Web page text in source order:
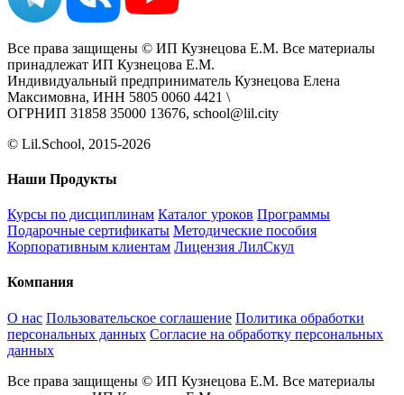
Все права защищены © ИП Кузнецова Е.М. Все материалы
принадлежат ИП Кузнецова Е.М.
Индивидуальный предприниматель Кузнецова Елена
Максимовна, ИНН 5805 0060 4421 \
ОГРНИП 31858 35000 13676, school@lil.city
© Lil.School, 2015‐2026
Наши Продукты
Курсы по дисциплинам Каталог уроков Программы
Подарочные сертификаты Методические пособия
Корпоративным клиентам Лицензия ЛилСкул
Компания
О нас Пользовательское соглашение Политика обработки
персональных данных Согласие на обработку персональных
данных
Все права защищены © ИП Кузнецова Е.М. Все материалы